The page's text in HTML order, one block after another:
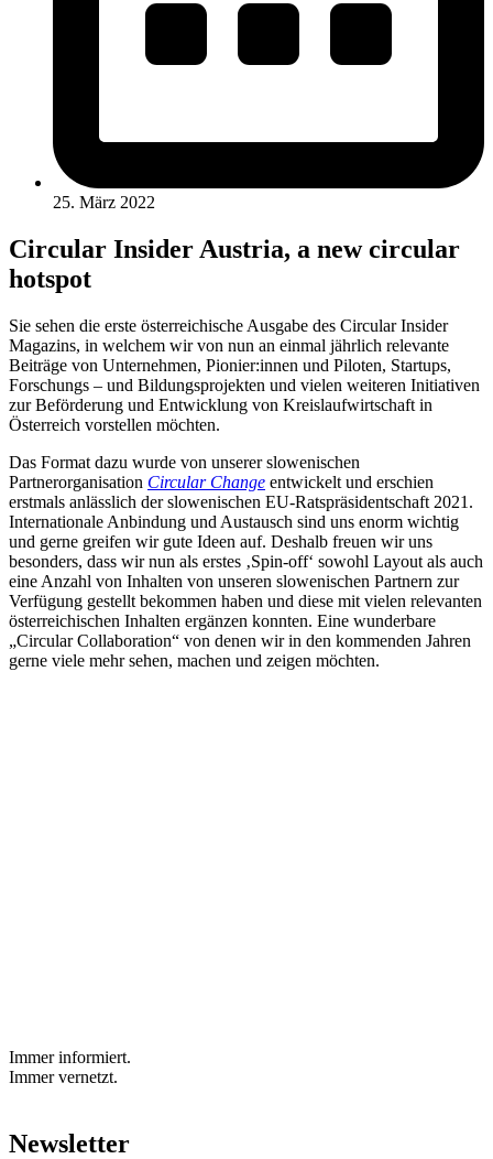
25. März 2022
Circular Insider Austria, a new circular
hotspot
Sie sehen die erste österreichische Ausgabe des Circular Insider
Magazins, in welchem wir von nun an einmal jährlich relevante
Beiträge von Unternehmen, Pionier:innen und Piloten, Startups,
Forschungs – und Bildungsprojekten und vielen weiteren Initiativen
zur Beförderung und Entwicklung von Kreislaufwirtschaft in
Österreich vorstellen möchten.
Das Format dazu wurde von unserer slowenischen
Partnerorganisation Circular Change entwickelt und erschien
erstmals anlässlich der slowenischen EU-Ratspräsidentschaft 2021.
Internationale Anbindung und Austausch sind uns enorm wichtig
und gerne greifen wir gute Ideen auf. Deshalb freuen wir uns
besonders, dass wir nun als erstes ‚Spin-off‘ sowohl Layout als auch
eine Anzahl von Inhalten von unseren slowenischen Partnern zur
Verfügung gestellt bekommen haben und diese mit vielen relevanten
österreichischen Inhalten ergänzen konnten. Eine wunderbare
„Circular Collaboration“ von denen wir in den kommenden Jahren
gerne viele mehr sehen, machen und zeigen möchten.
Immer informiert.
Immer vernetzt.
Newsletter